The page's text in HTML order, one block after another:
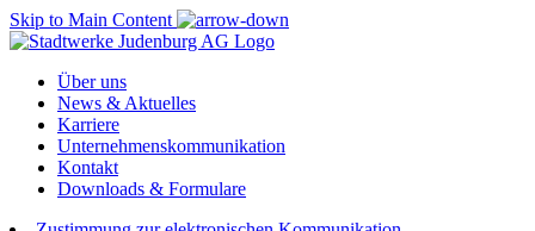
Skip to Main Content
Über uns
News & Aktuelles
Karriere
Unternehmenskommunikation
Kontakt
Downloads & Formulare